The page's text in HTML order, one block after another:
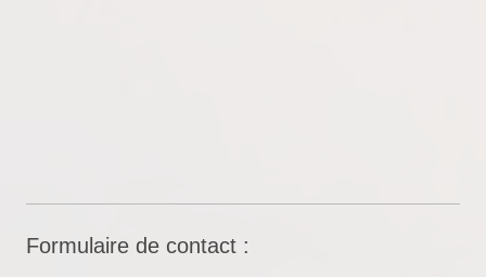
Formulaire de contact :